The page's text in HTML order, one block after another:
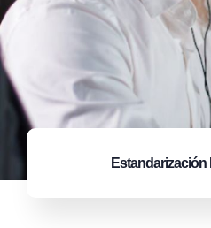
Estandarización